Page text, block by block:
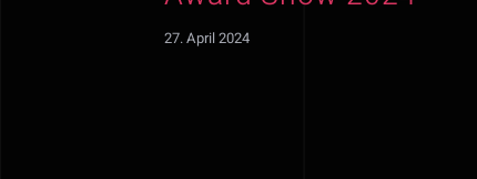
27. April 2024